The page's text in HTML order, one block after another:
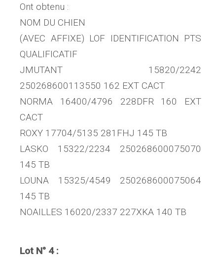
Ont obtenu :
NOM DU CHIEN
(AVEC AFFIXE) LOF IDENTIFICATION PTS
QUALIFICATIF
JMUTANT 15820/2242
250268600113550 162 EXT CACT
NORMA 16400/4796 228DFR 160 EXT
CACT
ROXY 17704/5135 281FHJ 145 TB
LASKO 15322/2234 250268600075070
145 TB
LOUNA 15325/4549 250268600075064
145 TB
NOAILLES 16020/2337 227XKA 140 TB
Lot N° 4 :